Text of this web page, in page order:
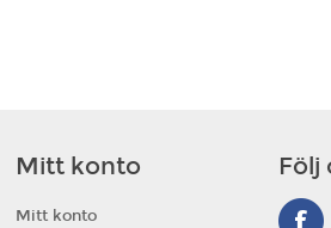
Mitt konto
Mitt konto
Följ